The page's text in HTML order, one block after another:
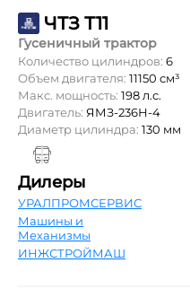
ЧТЗ Т11
Гусеничный трактор
Количество цилиндров: 6
Объем двигателя: 11150 см³
Макс. мощность: 198 л.с.
Двигатель: ЯМЗ-236Н-4
Диаметр цилиндра: 130 мм
Дилеры
УРАЛПРОМСЕРВИС
Машины и
Механизмы
ИНЖСТРОЙМАШ